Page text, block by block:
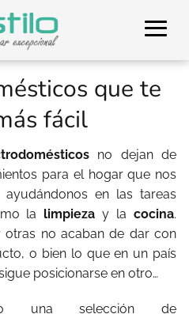
que te
fácil
no dejan de
para el hogar que nos
en las tareas
la limpieza y lacocina.
otras no acaban de dar con
o bien lo que en un país
posicionarse en otro…
una selección de